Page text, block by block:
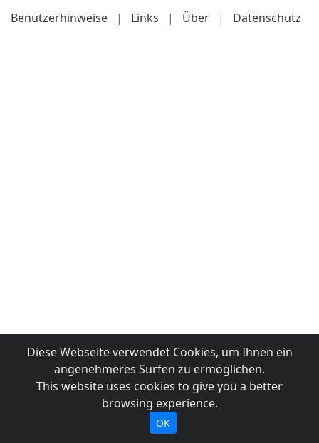
Benutzerhinweise
| Links | Über | Datenschutz
Diese Webseite verwendet Cookies, um Ihnen ein
angenehmeres Surfen zu ermöglichen.
This website uses cookies to give you a better
browsing experience.
OK